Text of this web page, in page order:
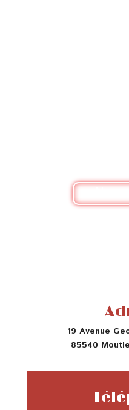
19 Avenue
85540